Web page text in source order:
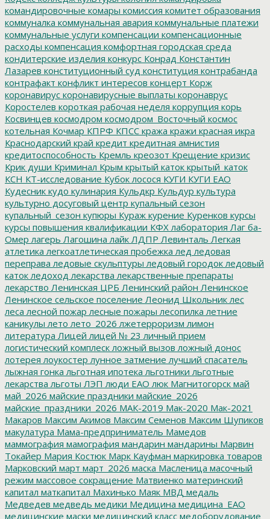
командировочные комары комиссия комитет образования
коммуналка коммунальная авария коммунальные платежи
коммунальные услуги компенсации компенсационные
расходы компенсация комфортная городская среда
кондитерские изделия конкурс Конрад Константин
Лазарев конституционный суд конституция контрабанда
контрафакт конфликт интересов концерт Корж
коронавирус коронавирусные выплаты коронаврус
Коростелев короткая рабочая неделя коррупция корь
Косвинцев космодром космодром_Восточный космос
котельная Кочмар КПРФ КПСС кража кражи красная икра
Краснодарский край кредит кредитная амнистия
кредитоспособность Кремль креозот Крещение кризис
Крик души Криминал Крым крытый каток крытый_каток
КСН КТ-исследование Кубок лосося КУГИ КУГИ ЕАО
Кудесник кудо кулинария Кульдкр Кульдур культура
культурно досуговый центр купальный сезон
купальный_сезон купюры Кураж курение Куренков курсы
курсы повышения квалификации КФХ лаборатория Лаг ба-
Омер лагерь Лагошина лайк ЛДПР Левинталь Легкая
атлетика легкоатлетическая пробежка лед ледовая
переправа ледовые скульптуры ледовый городок ледовый
каток ледоход лекарства лекарственные препараты
лекарство Ленинская ЦРБ Ленинский район Ленинское
Ленинское сельское поселение Леонид Школьник лес
леса лесной пожар лесные пожары лесопилка летние
каникулы лето лето_2026 лжетерроризм лимон
литература Лицей лицей № 23 личный прием
логистический комплеск ложный вызов ложный донос
лотерея лоукостер лунное затмение лучший спасатель
лыжная гонка льготная ипотека льготники льготные
лекарства льготы ЛЭП люди ЕАО люк Магнитогорск май
май_2026 майские праздники майские_2026
майские_праздники_2026 МАК-2019 Мак-2020 Мак-2021
Макаров Максим Акимов Максим Семенов Максим Шупиков
макулатура Мама-предприниматель Мамедов
маммография мамография мандарин мандарины Марвин
Токайер Мария Костюк Марк Кауфман маркировка товаров
Марковский март март_2026 маска Масленица масочный
режим массовое сокращение Матвиенко материнский
капитал маткапитал Махинько Маяк МВД медаль
Медведев медведь медики Медицина медицина_ЕАО
медицинские маски медицинский класс медоборудование